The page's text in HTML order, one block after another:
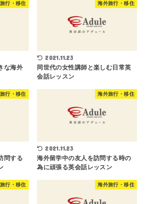
行・移住
な海外
海外旅行・移住
2021.11.23
同世代の女性講師と楽しむ日常英
会話レッスン
行・移住
問する
海外旅行・移住
2021.11.23
海外留学中の友人を訪問する時の
為に頑張る英会話レッスン
行・移住 海外旅行・移住